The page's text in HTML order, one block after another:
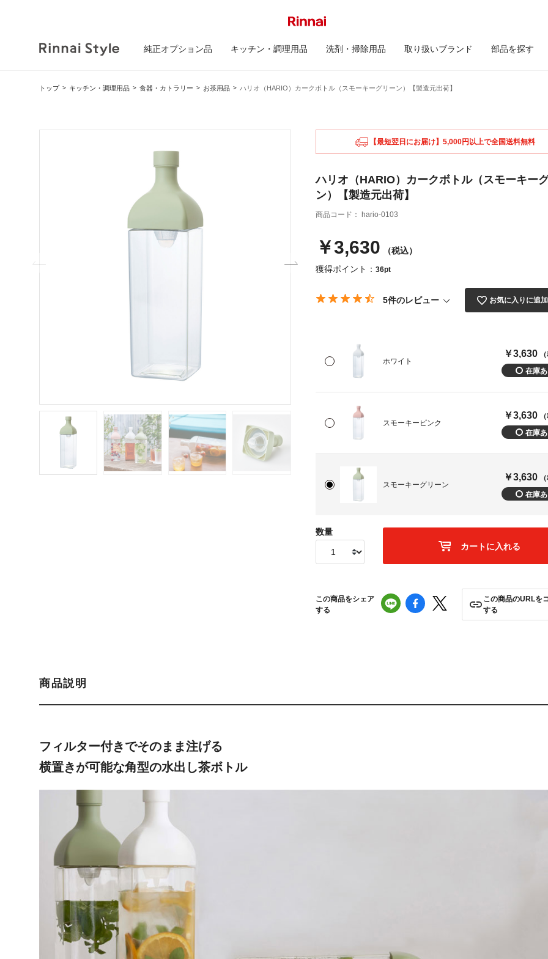
純正オプション品 キッチン・調理用品 洗剤・掃除用品 取り扱いブランド 部品を探す
トップ キッチン・調理用品 食器・カトラリー お茶用品 ハリオ（HARIO）カークボトル（スモーキーグリーン）【製造元出荷】
【最短翌日にお届け】5,000円以上で全国送料無料
ハリオ（HARIO）カークボトル（スモーキー
ン）【製造元出荷】
商品コード： hario-0103
￥3,630 （税込）
獲得ポイント： 36pt
5件のレビュー お気に入りに追
ホワイト
￥3,630
スモーキーピンク
￥3,630
スモーキーグリーン
￥3,630
数量
カートに入れる
この商品をシェア
する
この商品のURLを
する
商品説明
フィルター付きでそのまま注げる
横置きが可能な角型の水出し茶ボトル